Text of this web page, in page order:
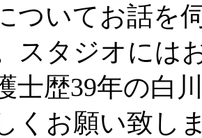
ついてお話を
スタジオには
士歴39年の白
くお願い致し